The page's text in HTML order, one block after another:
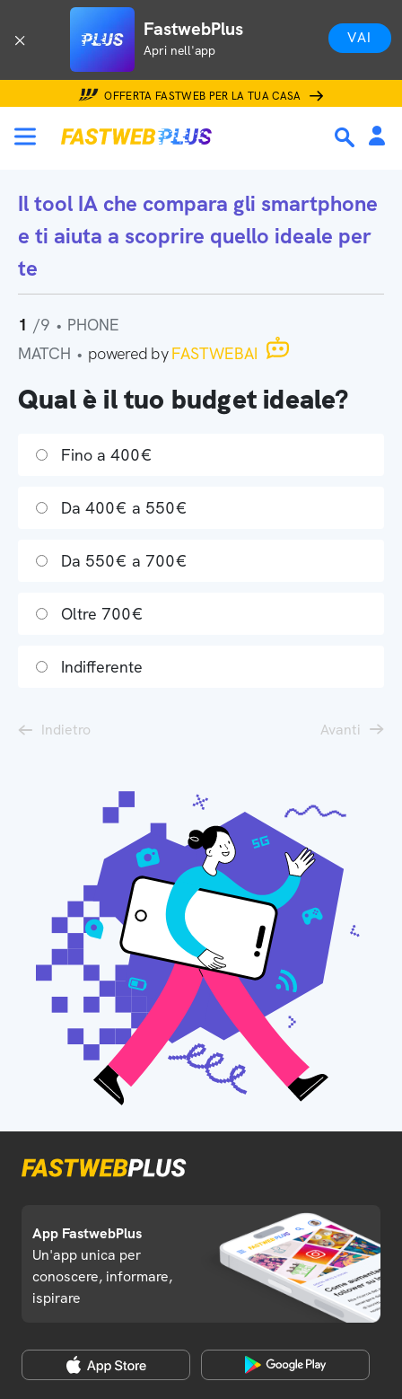
FastwebPlus
Apri nell'app
VAI
OFFERTA FASTWEB PER LA TUA CASA
Il tool IA che compara gli smartphone
e ti aiuta a scoprire quello ideale per
te
1 /9 • PHONE
MATCH • powered byFASTWEBAI
Qual è il tuo budget ideale?
Fino a 400€
Da 400€ a 550€
Da 550€ a 700€
Oltre 700€
Indifferente
Indietro Avanti
App FastwebPlus
Un'app unica per
conoscere, informare,
ispirare